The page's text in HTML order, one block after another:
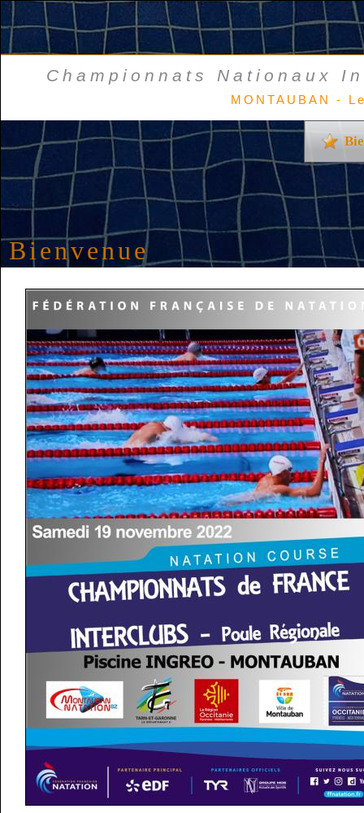
Championnats Nationaux
MONTAUBAN -
Bienvenue